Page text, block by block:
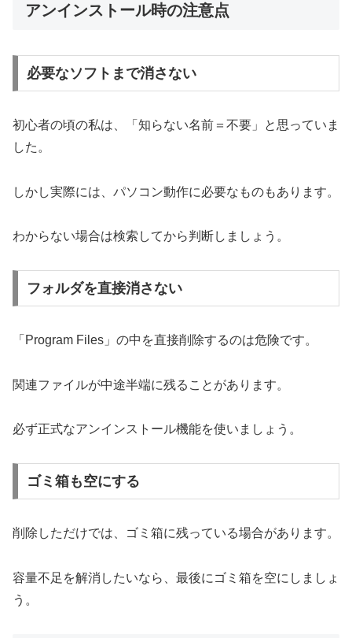
アンインストール時の注意点
必要なソフトまで消さない
初心者の頃の私は、「知らない名前＝不要」と思っていま
した。
しかし実際には、パソコン動作に必要なものもあります。
わからない場合は検索してから判断しましょう。
フォルダを直接消さない
「Program Files」の中を直接削除するのは危険です。
関連ファイルが中途半端に残ることがあります。
必ず正式なアンインストール機能を使いましょう。
ゴミ箱も空にする
削除しただけでは、ゴミ箱に残っている場合があります。
容量不足を解消したいなら、最後にゴミ箱を空にしましょ
う。